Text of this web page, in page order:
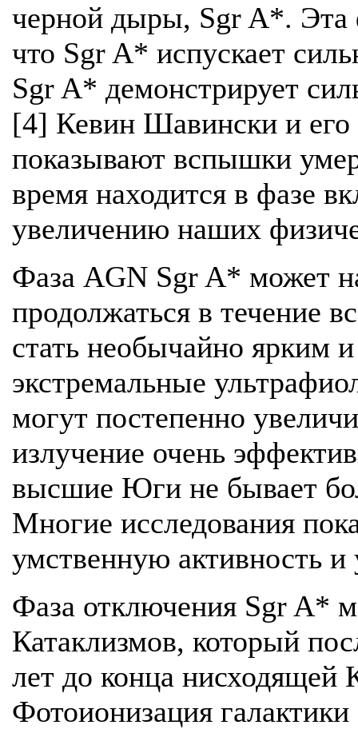
черной дыры, Sgr A*. Эта
что Sgr A* испускает
Sgr A* демонстрирует
[4] Кевин Шавински и его
показывают вспышки
время находится в фазе
увеличению наших
Фаза AGN Sgr A* может
продолжаться в течение
стать необычайно ярким
экстремальные
могут постепенно
излучение очень
высшие Юги не бывает
Многие исследования
умственную активность
Фаза отключения Sgr A*
Катаклизмов, который
лет до конца нисходящей
Фотоионизация галактики